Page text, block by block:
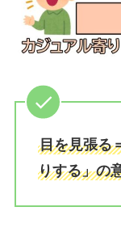
目を見張る
りする」の